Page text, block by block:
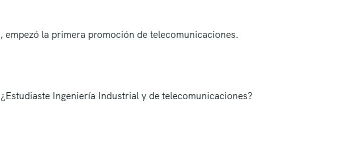
la primera promoción de telecomunicaciones.
Ingeniería Industrial y de telecomunicaciones?